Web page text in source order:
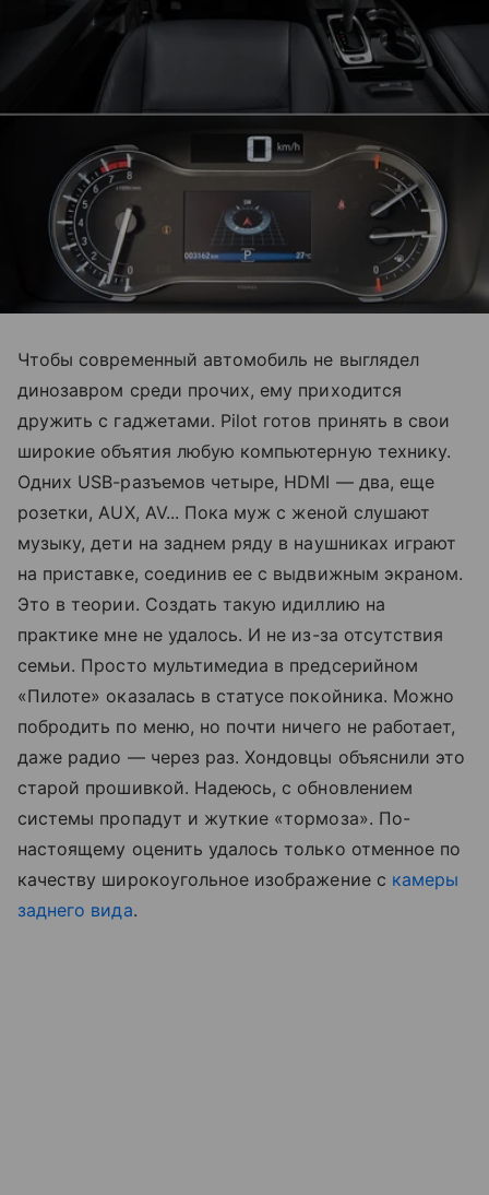
Чтобы современный автомобиль не выглядел
динозавром среди прочих, ему приходится
дружить с гаджетами. Pilot готов принять в свои
широкие объятия любую компьютерную технику.
Одних USB-разъемов четыре, HDMI — два, еще
розетки, AUX, AV... Пока муж с женой слушают
музыку, дети на заднем ряду в наушниках играют
на приставке, соединив ее с выдвижным экраном.
Это в теории. Создать такую идиллию на
практике мне не удалось. И не из-за отсутствия
семьи. Просто мультимедиа в предсерийном
«Пилоте» оказалась в статусе покойника. Можно
побродить по меню, но почти ничего не работает,
даже радио — через раз. Хондовцы объяснили это
старой прошивкой. Надеюсь, с обновлением
системы пропадут и жуткие «тормоза». По-
настоящему оценить удалось только отменное по
качеству широкоугольное изображение с камеры
заднего вида.